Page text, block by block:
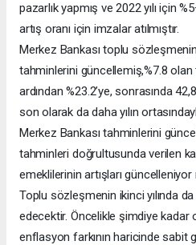
pazarlık yapmış ve 2022 yılı için
artış oranı için imzalar atılmıştır.
Merkez Bankası toplu
tahminlerini güncellemiş,%7.8 olan
ardından %23.2’ye, sonrasında
son olarak da daha yılın
Merkez Bankası tahminlerini
tahminleri doğrultusunda verilen
emeklilerinin artışları güncelleniyor
Toplu sözleşmenin ikinci yılında
edecektir. Öncelikle şimdiye kadar
enflasyon farkının haricinde sabit